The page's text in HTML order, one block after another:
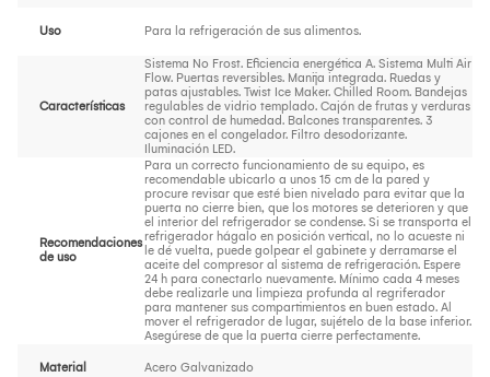
Uso Para la refrigeración de sus alimentos.
Características
Sistema No Frost. Eficiencia energética A. Sistema Multi Air
Flow. Puertas reversibles. Manija integrada. Ruedas y
patas ajustables. Twist Ice Maker. Chilled Room. Bandejas
regulables de vidrio templado. Cajón de frutas y verduras
con control de humedad. Balcones transparentes. 3
cajones en el congelador. Filtro desodorizante.
Iluminación LED.
Recomendaciones
de uso
Para un correcto funcionamiento de su equipo, es
recomendable ubicarlo a unos 15 cm de la pared y
procure revisar que esté bien nivelado para evitar que la
puerta no cierre bien, que los motores se deterioren y que
el interior del refrigerador se condense. Si se transporta el
refrigerador hágalo en posición vertical, no lo acueste ni
le dé vuelta, puede golpear el gabinete y derramarse el
aceite del compresor al sistema de refrigeración. Espere
24 h para conectarlo nuevamente. Mínimo cada 4 meses
debe realizarle una limpieza profunda al regriferador
para mantener sus compartimientos en buen estado. Al
mover el refrigerador de lugar, sujételo de la base inferior.
Asegúrese de que la puerta cierre perfectamente.
Material Acero Galvanizado